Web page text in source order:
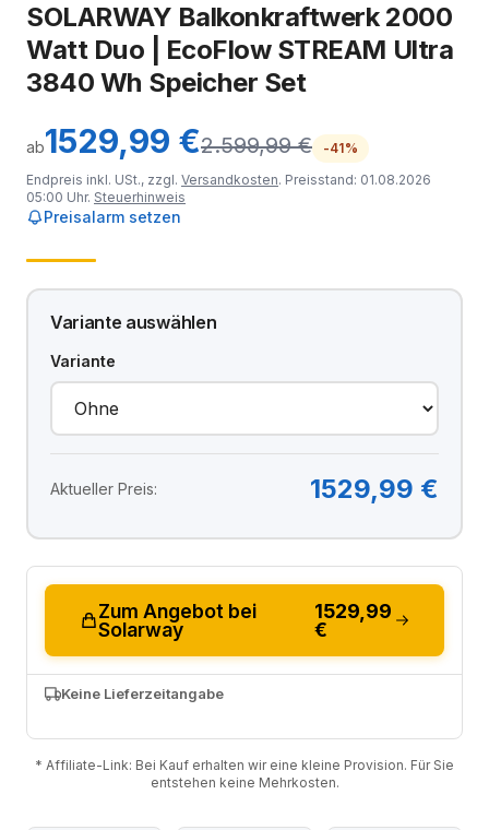
SOLARWAY Balkonkraftwerk 2000
Watt Duo | EcoFlow STREAM Ultra
3840 Wh Speicher Set
ab1529,99 €2.599,99 €
-41%
Endpreis inkl. USt., zzgl. Versandkosten. Preisstand: 01.08.2026
05:00 Uhr. Steuerhinweis
Preisalarm setzen
Variante auswählen
Variante
Aktueller Preis: 1529,99 €
Zum Angebot bei
Solarway
1529,99
€
Keine Lieferzeitangabe
* Affiliate-Link: Bei Kauf erhalten wir eine kleine Provision. Für Sie
entstehen keine Mehrkosten.